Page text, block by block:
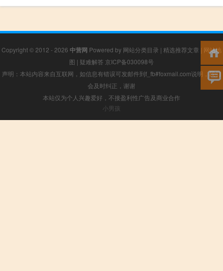
Copyright © 2012 - 2026 中营网 Powered by 网站分类目录 | 精选推荐文章 | 网站地
图 | 疑难解答 京ICP备030098号
声明：本站内容来自互联网，如信息有错误可发邮件到f_fb#foxmail.com说明，我们
会及时纠正，谢谢
本站仅为个人兴趣爱好，不接盈利性广告及商业合作
小男孩